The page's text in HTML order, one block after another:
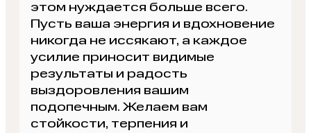
этом нуждается больше всего.
Пусть ваша энергия и вдохновение
никогда не иссякают, а каждое
усилие приносит видимые
результаты и радость
выздоровления вашим
подопечным. Желаем вам
стойкости, терпения и